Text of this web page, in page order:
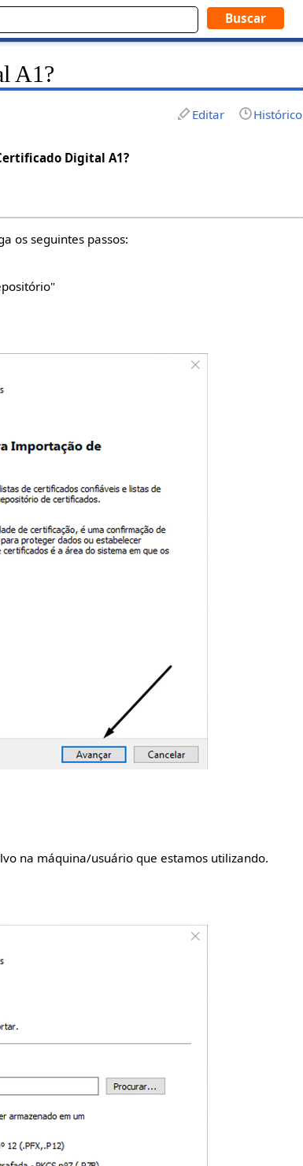
A1?
Editar Histórico
Digital A1?
os seguintes passos:
na máquina/usuário que estamos utilizando.